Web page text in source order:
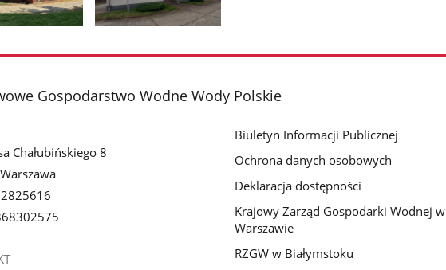
galerii.
Gospodarstwo Wodne Wody Polskie
Chałubińskiego 8
Biuletyn Informacji Publicznej
Ochrona danych osobowych
Deklaracja dostępności
Krajowy Zarząd Gospodarki Wodnej w
Warszawie
RZGW w Białymstoku